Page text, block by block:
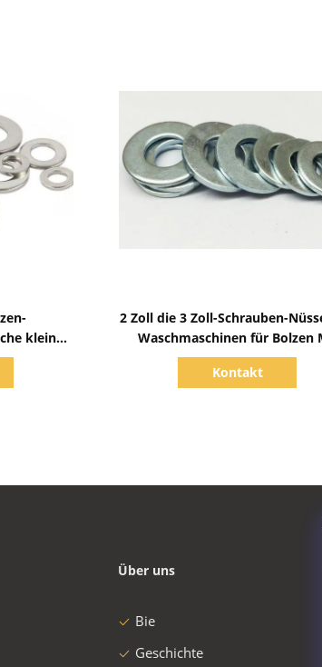
kleine
2 Zoll die 3 Zoll-Schrauben-
Waschmaschinen für Bolzen
verhindern Korrosion
Kontakt
Über uns
Bie
Geschichte